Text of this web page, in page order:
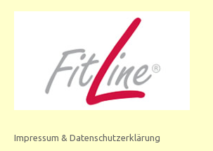
Impressum & Datenschutzerklärung